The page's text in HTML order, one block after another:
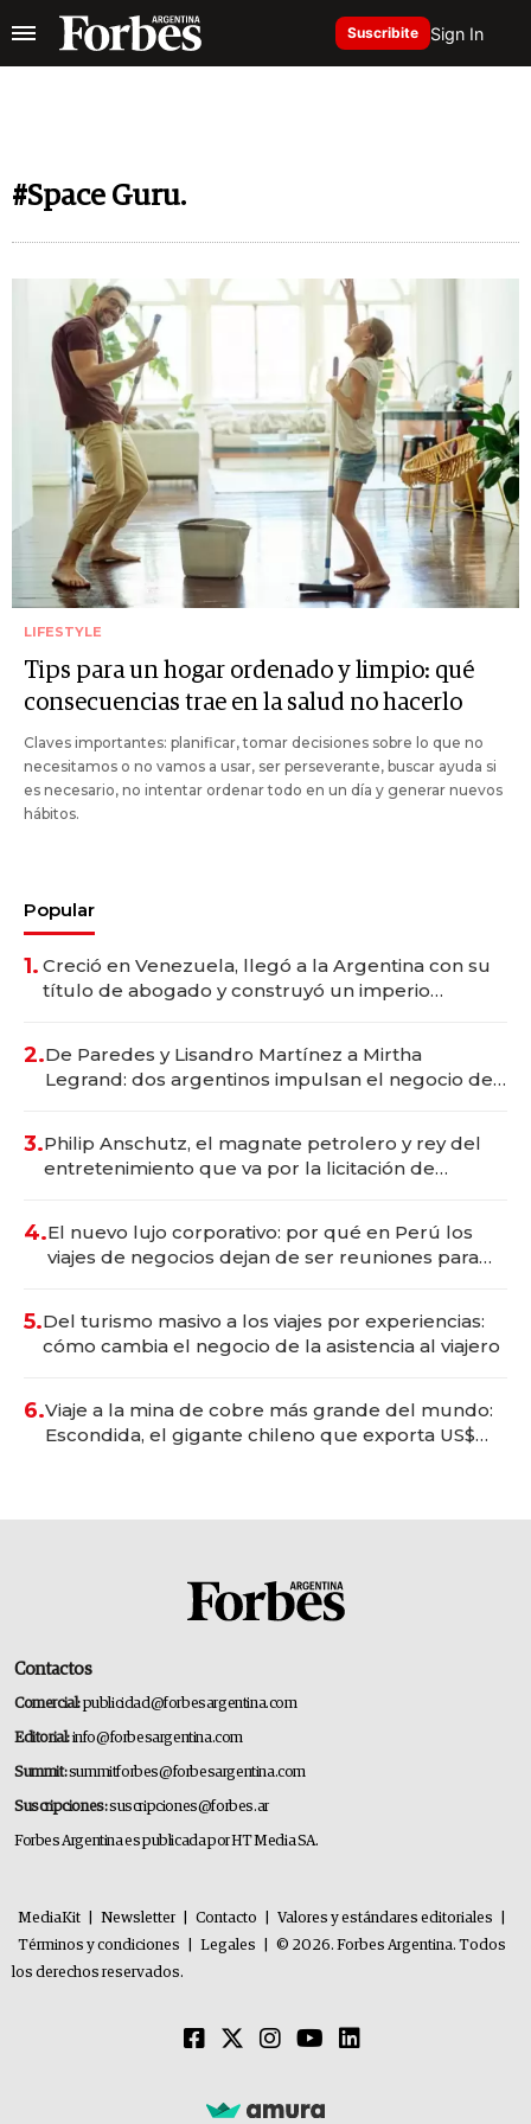
Suscribite Sign In
#Space Guru.
LIFESTYLE
Tips para un hogar ordenado y limpio: qué
consecuencias trae en la salud no hacerlo
Claves importantes: planificar, tomar decisiones sobre lo que no
necesitamos o no vamos a usar, ser perseverante, buscar ayuda si
es necesario, no intentar ordenar todo en un día y generar nuevos
hábitos.
Popular
1. Creció en Venezuela, llegó a la Argentina con su
título de abogado y construyó un imperio
2.De Paredes y Lisandro Martínez a Mirtha
Legrand: dos argentinos impulsan el negocio del
3.Philip Anschutz, el magnate petrolero y rey del
entretenimiento que va por la licitación de
4.El nuevo lujo corporativo: por qué en Perú los
viajes de negocios dejan de ser reuniones para
5.Del turismo masivo a los viajes por experiencias:
cómo cambia el negocio de la asistencia al viajero
6.Viaje a la mina de cobre más grande del mundo:
Escondida, el gigante chileno que exporta US$
Contactos
Comercial:publicidad@forbesargentina.com
Editorial:info@forbesargentina.com
Summit:summitforbes@forbesargentina.com
Suscripciones:suscripciones@forbes.ar
Forbes Argentina es publicada por HT Media SA.
MediaKit Newsletter Contacto Valores y estándares editoriales
Términos y condiciones
Legales
© 2026. Forbes Argentina. Todos
los derechos reservados.